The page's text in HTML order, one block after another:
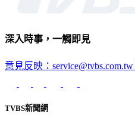
深入時事，一觸即見
意見反映：service@tvbs.com.tw
TVBS新聞網